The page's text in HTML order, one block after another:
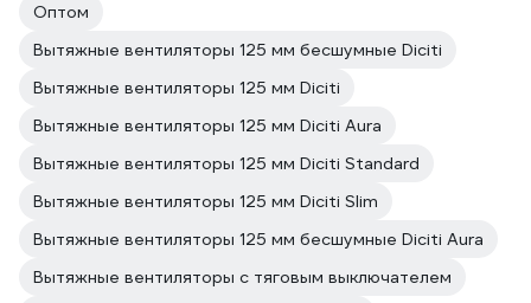
Оптом
Вытяжные вентиляторы 125 мм бесшумные Diciti
Вытяжные вентиляторы 125 мм Diciti
Вытяжные вентиляторы 125 мм Diciti Aura
Вытяжные вентиляторы 125 мм Diciti Standard
Вытяжные вентиляторы 125 мм Diciti Slim
Вытяжные вентиляторы 125 мм бесшумные Diciti Aura
Вытяжные вентиляторы с тяговым выключателем